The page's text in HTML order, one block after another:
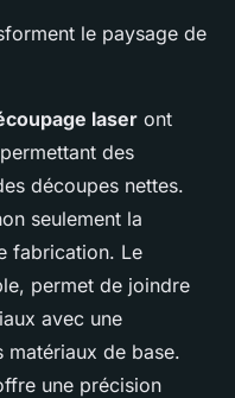
le paysage de
laser ont
des
découpes nettes.
seulement la
fabrication. Le
permet de joindre
avec une
matériaux de base.
une précision